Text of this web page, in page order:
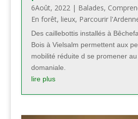
6Août, 2022 | Balades,
En forêt, lieux, Parcourir
Des caillebottis installés à
Bois à Vielsalm permettent aux
mobilité réduite d se promener
domaniale.
lire plus